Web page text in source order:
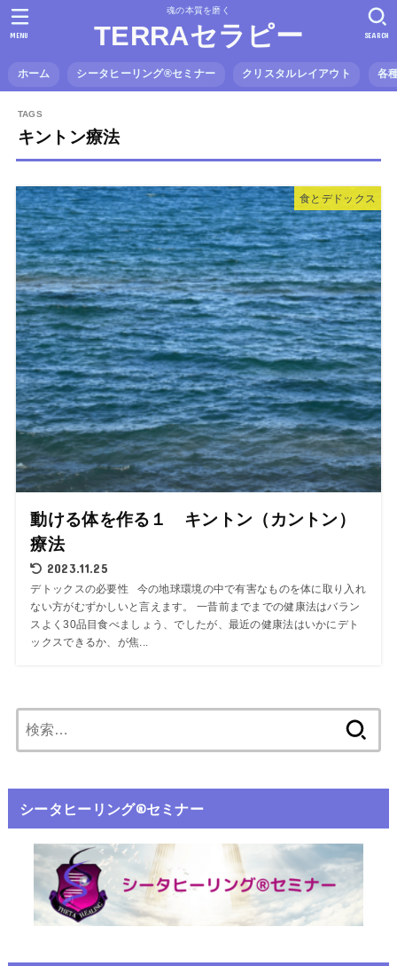
魂の本質を磨く
TERRAセラピー
ホーム シータヒーリング®️セミナー クリスタルレイアウト 各
SEARCH
MENU
キントン療法
食とデドックス
動ける体を作る１ キントン（カントン）
療法
2023.11.25
デトックスの必要性 今の地球環境の中で有害なものを体に取り入れ
ない方がむずかしいと言えます。 一昔前までまでの健康法はバラン
スよく30品目食べましょう、でしたが、最近の健康法はいかにデト
ックスできるか、が焦...
シータヒーリング®️セミナー